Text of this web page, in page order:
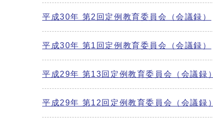
平成30年 第2回定例教育委員会（会議録）
平成30年 第1回定例教育委員会（会議録）
平成29年 第13回定例教育委員会（会議録）
平成29年 第12回定例教育委員会（会議録）